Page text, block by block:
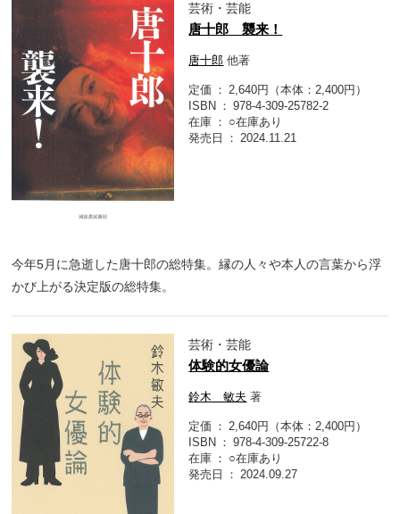
芸術・芸能
唐十郎 襲来！
唐十郎 他著
定価
2,640円（本体：2,400円）
ISBN
978-4-309-25782-2
在庫
○在庫あり
発売日
2024.11.21
今年5月に急逝した唐十郎の総特集。縁の人々や本人の言葉から浮
かび上がる決定版の総特集。
芸術・芸能
体験的女優論
鈴木 敏夫 著
定価
2,640円（本体：2,400円）
ISBN
978-4-309-25722-8
在庫
○在庫あり
発売日
2024.09.27